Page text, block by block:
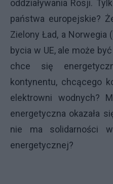
oddziaływania Rosji.
państwa europejskie?
Zielony Ład, a Norwegia
bycia w UE, ale może
chce się
kontynentu, chcącego
elektrowni wodnych?
energetyczna okazała
nie ma solidarności
energetycznej?